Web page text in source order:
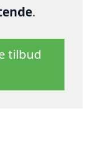
.
tilbud